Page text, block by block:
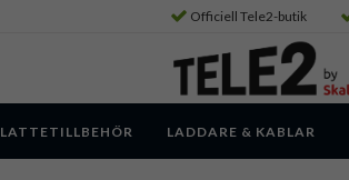
Officiell Tele2-butik
LADDARE & KABLAR